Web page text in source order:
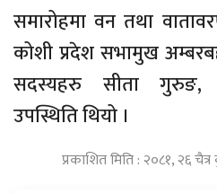
समारोहमा वन तथा
कोशी प्रदेश सभामुख
सदस्यहरु सीता गुरुङ,
उपस्थिति थियो ।
प्रकाशित मिति : २०८१, २६